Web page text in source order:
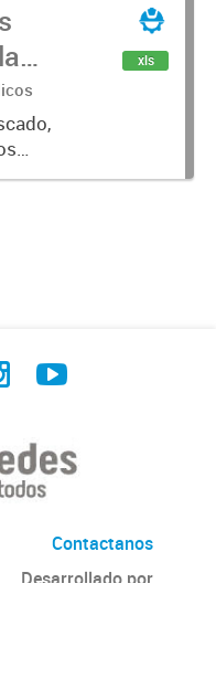
xls
Contactanos
Desarrollado por